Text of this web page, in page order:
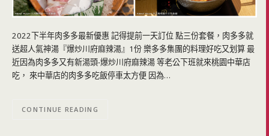
2022下半年肉多多最新優惠 記得提前一天訂位 點三份套餐，肉多多就
送超人氣神湯『爆炒川府麻辣湯』1份 樂多多集團的料理好吃又划算 最
近因為肉多多又有新湯頭-爆炒川府麻辣湯 等老公下班就來桃園中華店
吃， 來中華店的肉多多吃飯停車太方便 因為…
CONTINUE READING